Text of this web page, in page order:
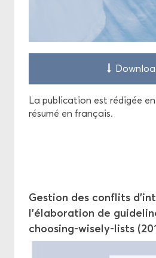
La pu­bli­ca­tion est ré­di­gée
ré­su­mé en fran­çais.
Ges­tion des conflits
l’éla­bo­ra­tion de
choosing-​wisely-lists